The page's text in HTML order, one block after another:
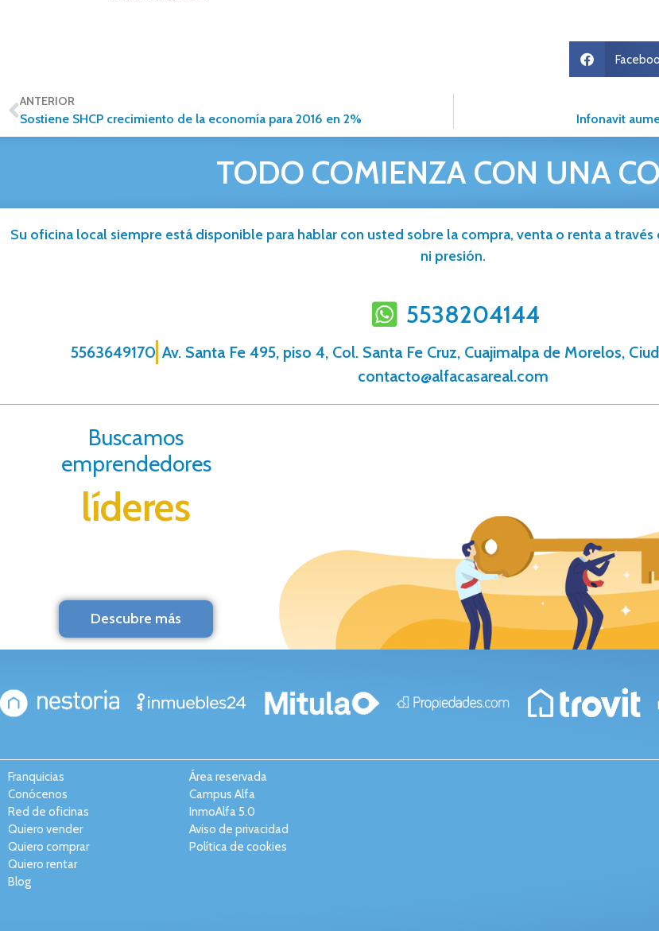
ANTERIOR
Sostiene SHCP crecimiento de la economía para 2016 en 2% Infonavit
TODO COMIENZA CON UNA
Su oficina local siempre está disponible para hablar con usted sobre la compra, venta o renta a
ni presión.
5538204144
5563649170 Av. Santa Fe 495, piso 4, Col. Santa Fe Cruz, Cuajimalpa de Morelos,
contacto@alfacasareal.com
Buscamos
emprendedores
líderes
Descubre más
Franquicias
Conócenos
Red de oficinas
Quiero vender
Quiero comprar
Quiero rentar
Blog
Área reservada
Campus Alfa
InmoAlfa 5.0
Aviso de privacidad
Política de cookies